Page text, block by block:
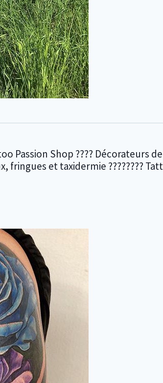
Passion Shop ???? Décorateurs
et taxidermie ????????